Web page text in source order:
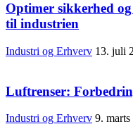
Optimer sikkerhed
til industrien
Industri og Erhverv 13. juli
Luftrenser:
Industri og Erhverv 9.